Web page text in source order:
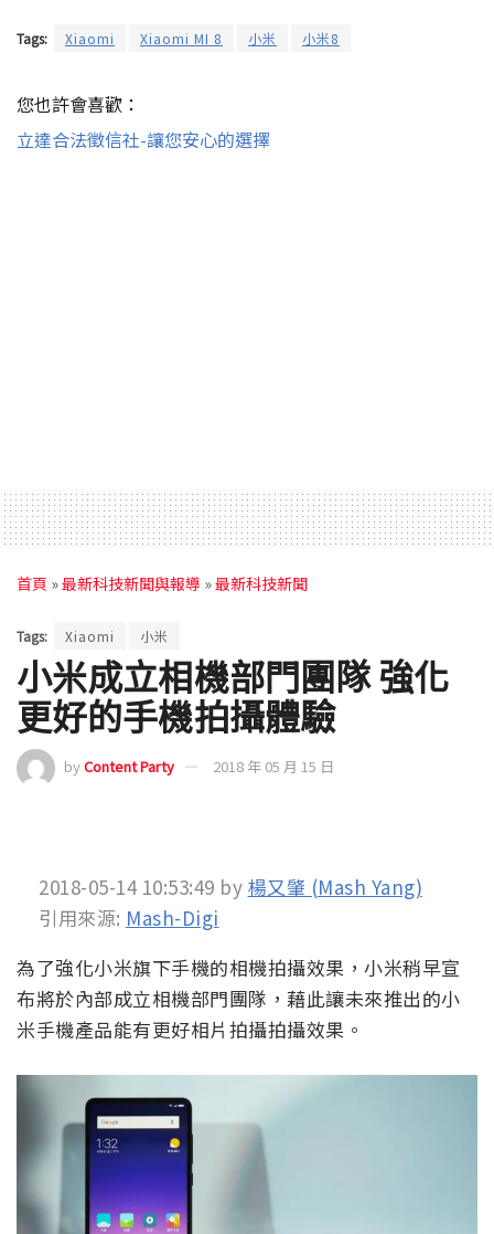
Tags: Xiaomi Xiaomi MI 8 小米 小米8
您也許會喜歡：
立達合法徵信社-讓您安心的選擇
首頁 »最新科技新聞與報導 »最新科技新聞
Tags: Xiaomi 小米
小米成立相機部門團隊 強化
更好的手機拍攝體驗
byContent Party 2018 年 05 月 15 日
2018-05-14 10:53:49 by 楊又肇 (Mash Yang)
引用來源: Mash-Digi
為了強化小米旗下手機的相機拍攝效果，小米稍早宣
布將於內部成立相機部門團隊，藉此讓未來推出的小
米手機產品能有更好相片拍攝拍攝效果。